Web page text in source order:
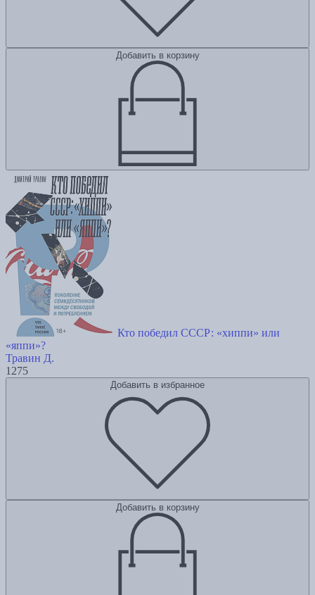
Добавить в корзину
Кто победил СССР: «хиппи» или
«яппи»?
Травин Д.
1275
Добавить в избранное
Добавить в корзину